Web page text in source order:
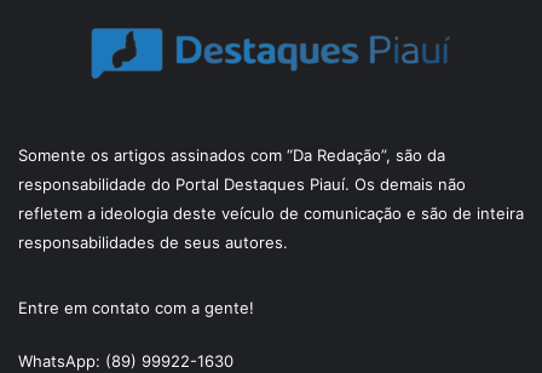
Somente os artigos assinados com “Da Redação”, são da
responsabilidade do Portal Destaques Piauí. Os demais não
refletem a ideologia deste veículo de comunicação e são de inteira
responsabilidades de seus autores.
Entre em contato com a gente!
WhatsApp: (89) 99922-1630